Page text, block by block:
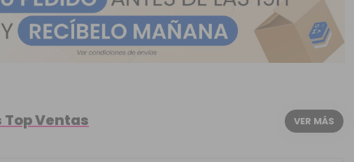
Ventas VER MÁS